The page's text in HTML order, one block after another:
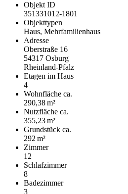
Objekt ID
351331012-1801
Objekttypen
Haus, Mehrfamilienhaus
Adresse
Oberstraße 16
54317 Osburg
Rheinland-Pfalz
Etagen im Haus
4
Wohnfläche ca.
290,38 m²
Nutzfläche ca.
355,23 m²
Grund­stück ca.
292 m²
Zimmer
12
Schlafzimmer
8
Badezimmer
3